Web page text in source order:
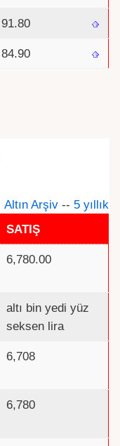
91.80
84.90
Altın Arşiv -- 5 yıllık
SATIŞ
6,780.00
altı bin yedi yüz
seksen lira
6,708
6,780